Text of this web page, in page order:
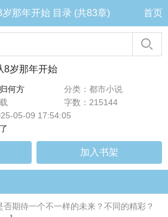
那年开始 目录 (共83章) 首页
8岁那年开始
何方
分类：都市小说
字数：215144
05-09 17:54:05
加入书架
期待一个不一样的未来？不同的精彩？